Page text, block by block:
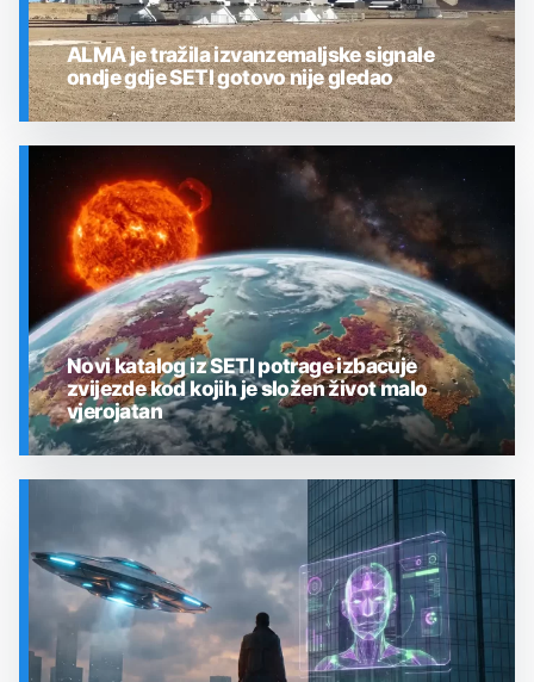
SVEMIR
ALMA je tražila izvanzemaljske signale
ondje gdje SETI gotovo nije gledao
Novi katalog iz SETI potrage izbacuje
zvijezde kod kojih je složen život malo
vjerojatan